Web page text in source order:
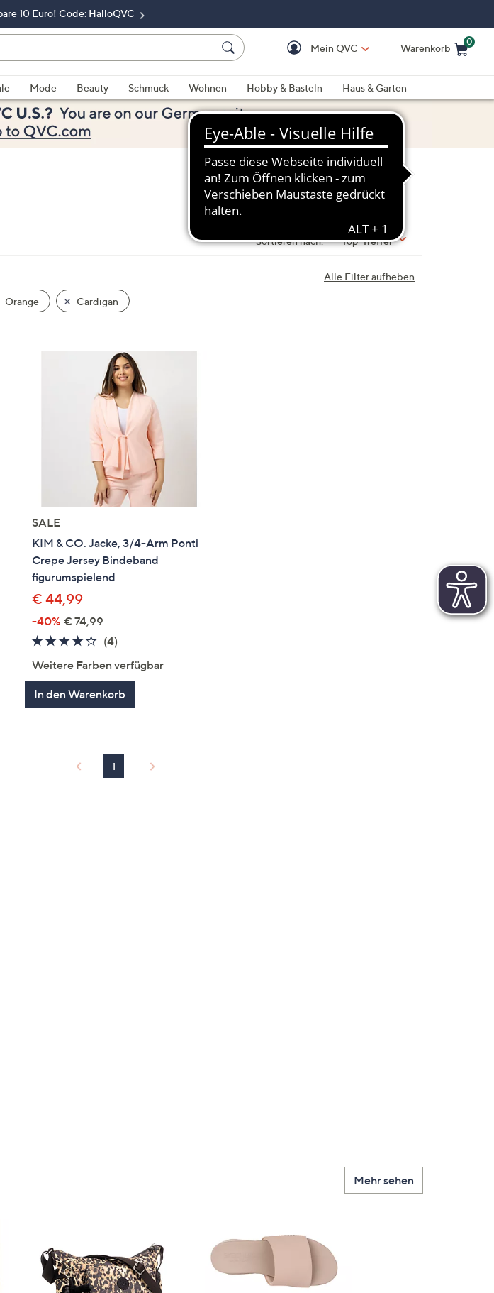
10 Euro! Code: HalloQVC
Mein QVC Warenkorb
0
Mode Beauty Schmuck Wohnen Hobby & Basteln
Haus & Garten
Sortieren nach: Top-Treffer
Alle Filter aufheben
Orange Cardigan
SALE
KIM & CO. Jacke, 3/4-Arm Ponti
Crepe Jersey Bindeband
figurumspielend
€ 44,99
-40% € 74,99
4.0
5
(4)
Weitere Farben verfügbar
In den Warenkorb
1
Mehr sehen